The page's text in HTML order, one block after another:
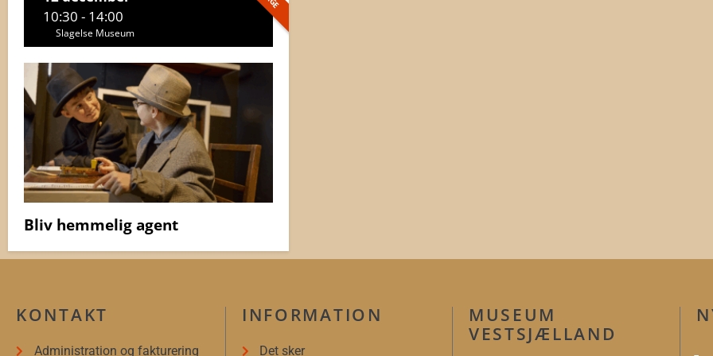
10:30 - 14:00
Slagelse Museum
Bliv hemmelig agent
KONTAKT
Administration og fakturering
INFORMATION
Det sker
MUSEUM
VESTSJÆLLAND